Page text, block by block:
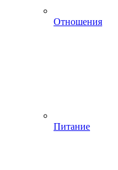
Отношения
Питание